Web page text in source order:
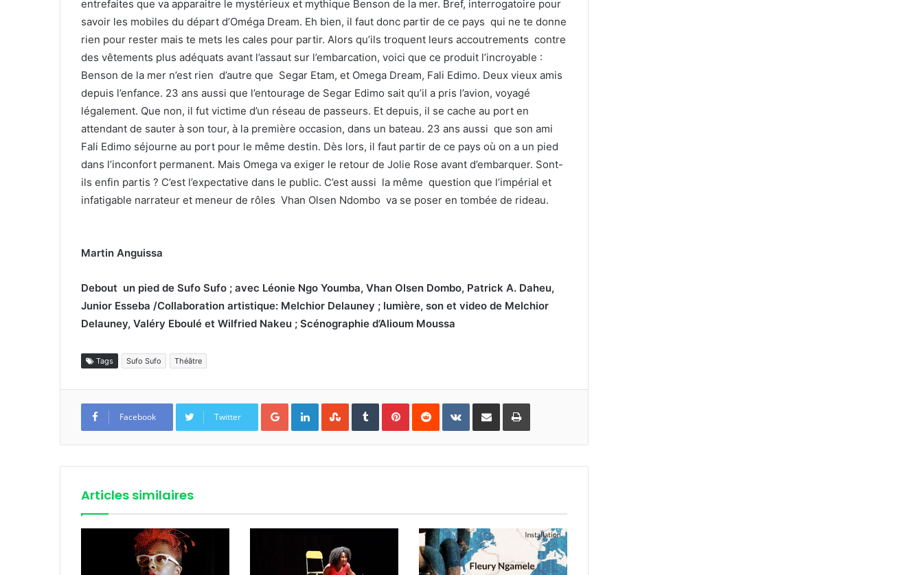
entrefaites que va apparaitre le mystérieux et mythique Benson de la mer. Bref, interrogatoire pour
savoir les mobiles du départ d’Oméga Dream. Eh bien, il faut donc partir de ce pays qui ne te donne
rien pour rester mais te mets les cales pour partir. Alors qu’ils troquent leurs accoutrements contre
des vêtements plus adéquats avant l’assaut sur l’embarcation, voici que ce produit l’incroyable :
Benson de la mer n’est rien d’autre que Segar Etam, et Omega Dream, Fali Edimo. Deux vieux amis
depuis l’enfance. 23 ans aussi que l’entourage de Segar Edimo sait qu’il a pris l’avion, voyagé
légalement. Que non, il fut victime d’un réseau de passeurs. Et depuis, il se cache au port en
attendant de sauter à son tour, à la première occasion, dans un bateau. 23 ans aussi que son ami
Fali Edimo séjourne au port pour le même destin. Dès lors, il faut partir de ce pays où on a un pied
dans l’inconfort permanent. Mais Omega va exiger le retour de Jolie Rose avant d’embarquer. Sont-
ils enfin partis ? C’est l’expectative dans le public. C’est aussi la même question que l’impérial et
infatigable narrateur et meneur de rôles Vhan Olsen Ndombo va se poser en tombée de rideau.
Martin Anguissa
Debout un pied de Sufo Sufo ; avec Léonie Ngo Youmba, Vhan Olsen Dombo, Patrick A. Daheu,
Junior Esseba /Collaboration artistique: Melchior Delauney ; lumière, son et video de Melchior
Delauney, Valéry Eboulé et Wilfried Nakeu ; Scénographie d’Alioum Moussa
Tags Sufo Sufo Théâtre
Facebook Twitter
Google+LinkedinStumbleUpon
TumblrPinterestReddit VKontakte
Partager par email Imprimer
Articles similaires